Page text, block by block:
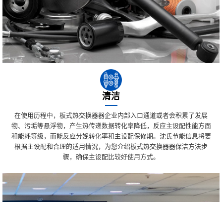
清洁
在使用历程中，板式热交换器器企业内部入口通道或者会积累了发展
物、污垢等悬浮物，产生热传递数据转化率降低，反应主设配性能方面
和能耗等级，而能反应分娩转化率和主设配保修期。沈氏节能信息将要
根据主设配和合理的适用情況，为您介绍板式热交换器器保洁方法步
骤，确保主设配比较好使用方式。